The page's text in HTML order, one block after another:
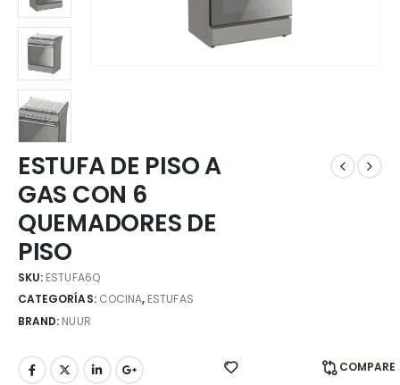
ESTUFA DE PISO A
GAS CON 6
QUEMADORES DE
PISO
SKU: ESTUFA6Q
CATEGORÍAS: COCINA, ESTUFAS
BRAND: NUUR
COMPARE